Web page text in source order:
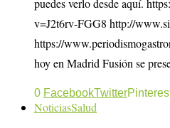
puedes verlo desde aquí.
v=J2t6rv-FGG8 http://
https://
hoy en Madrid Fusión se
0 FacebookTwitter
NoticiasSalud